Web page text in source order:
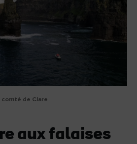
comté de Clare
aux falaises